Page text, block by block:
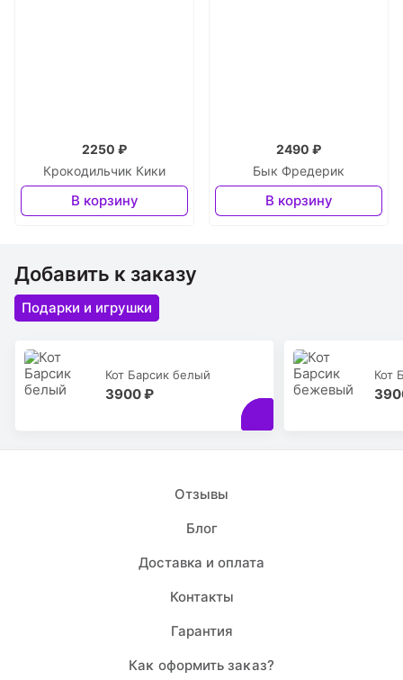
Крокодильчик Кики
2250 ₽
В корзину
Бык Фредерик
2490 ₽
В корзину
Добавить к заказу
Подарки и игрушки
Кот Барсик белый
3900 ₽
Кот
Отзывы
Блог
Доставка и оплата
Контакты
Гарантия
Каĸ оформить заĸаз?